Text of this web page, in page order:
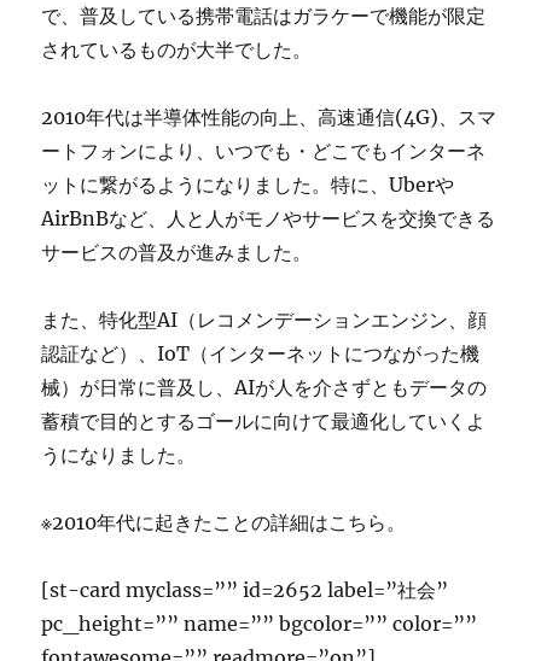
で、普及している携帯電話はガラケーで機能が限定
されているものが大半でした。
2010年代は半導体性能の向上、高速通信(4G)、スマ
ートフォンにより、 いつでも・どこでもインターネ
ットに繋がるようになりました。特に、Uberや
AirBnBなど、人と人がモノやサービスを交換できる
サービスの普及が進みました。
また、特化型AI（レコメンデーションエンジン、顔
認証など）、IoT（インターネットにつながった機
械）が日常に普及し、AIが人を介さずともデータの
蓄積で目的とするゴールに向けて最適化していくよ
うになりました。
※2010年代に起きたことの詳細はこちら。
[st-card myclass=”” id=2652 label=”社会”
pc_height=”” name=”” bgcolor=”” color=””